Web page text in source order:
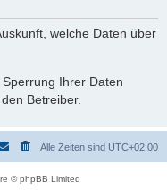
welche Daten über
Ihrer Daten
Betreiber.
Alle Zeiten sind UTC+02:00
© phpBB Limited